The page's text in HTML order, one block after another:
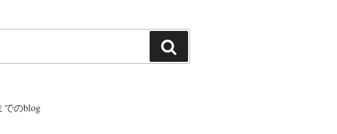
索
のblog